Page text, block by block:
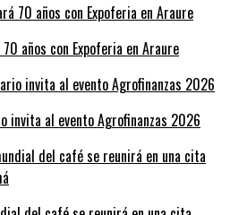
años con Expoferia en Araure
invita al evento Agrofinanzas 2026